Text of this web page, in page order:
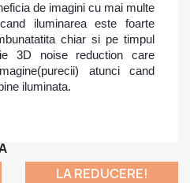
de imagini cu mai multe
iluminarea este foarte
chiar si pe timpul
3D noise reduction care
atunci cand
iluminata.
LA REDUCERE!